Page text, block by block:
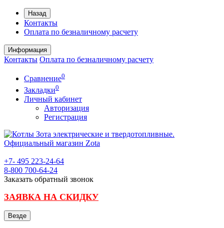
Назад
Контакты
Оплата по безналичному расчету
Информация
Контакты Оплата по безналичному расчету
Сравнение0
Закладки0
Личный кабинет
Авторизация
Регистрация
+7- 495 223-24-64
8-800 700-64-24
Заказать обратный звонок
ЗАЯВКА НА СКИДКУ
Везде